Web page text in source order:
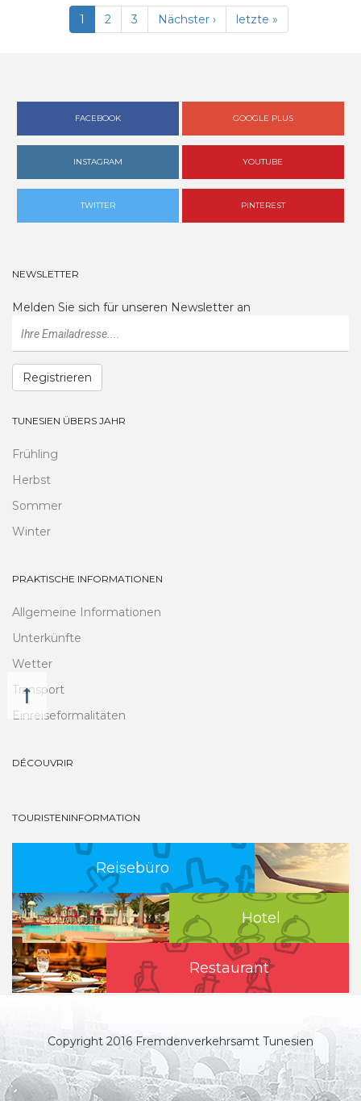
1 2 3 Nächster › letzte »
FACEBOOK GOOGLE PLUS
INSTAGRAM YOUTUBE
TWITTER PINTEREST
NEWSLETTER
Melden Sie sich für unseren Newsletter an
Registrieren
TUNESIEN ÜBERS JAHR
Frühling
Herbst
Sommer
Winter
PRAKTISCHE INFORMATIONEN
Allgemeine Informationen
Unterkünfte
Wetter
Transport
Einreiseformalitäten
DÉCOUVRIR
TOURISTENINFORMATION
Reisebüro
Hotel
Restaurant
Copyright 2016 Fremdenverkehrsamt Tunesien